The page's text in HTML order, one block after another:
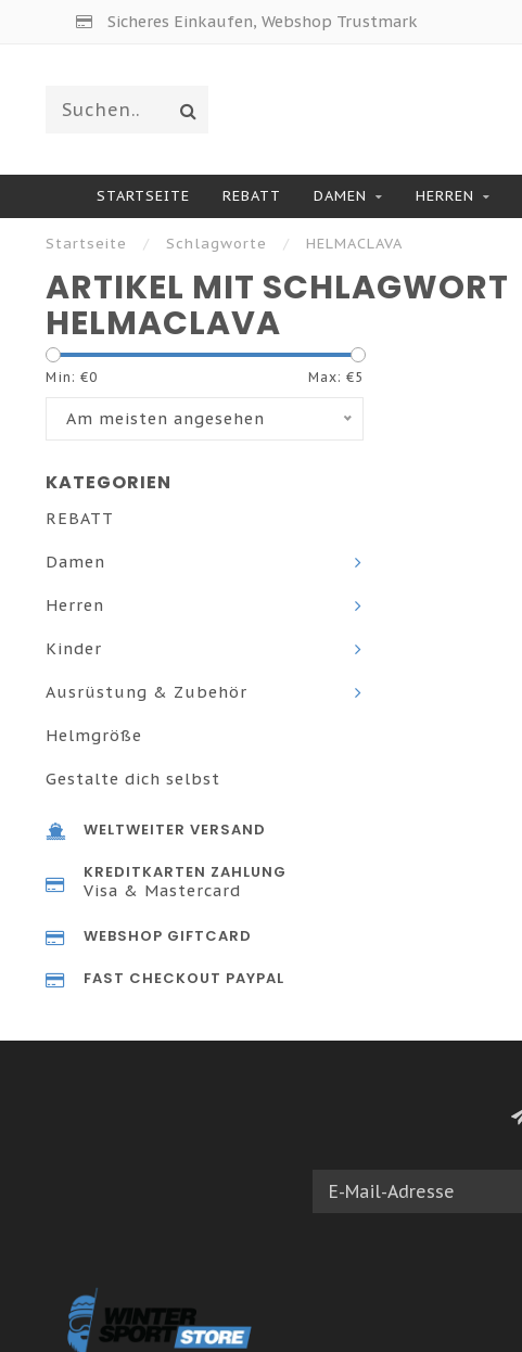
Sicheres Einkaufen, Webshop Trustmark
STARTSEITE REBATT DAMEN HERREN
Startseite / Schlagworte / HELMACLAVA
ARTIKEL MIT SCHLAGWORT
HELMACLAVA
Min: €0 Max: €5
Am meisten angesehen
KATEGORIEN
REBATT
Damen
Herren
Kinder
Ausrüstung & Zubehör
Helmgröße
Gestalte dich selbst
WELTWEITER VERSAND
KREDITKARTEN ZAHLUNG
Visa & Mastercard
WEBSHOP GIFTCARD
FAST CHECKOUT PAYPAL